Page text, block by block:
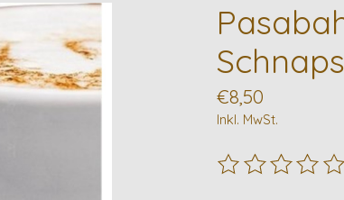
€8,50
Inkl. MwSt.
Die Bewertung